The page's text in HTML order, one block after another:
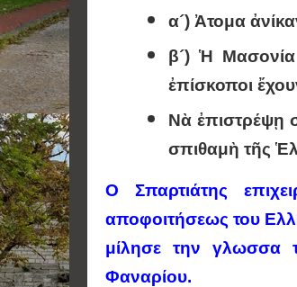
α´) Ἀτομα
β´) Ἡ Μασονία
ἐπίσκοποι
Νὰ ἐπιστρέψῃ
σπιθαμὴ τῆς
Ο Σπαρτιάτης
αποφοιτήσεως του
μίλησε την γλωσσα
Φαναρίου.